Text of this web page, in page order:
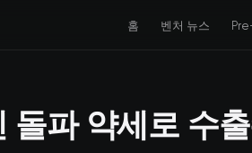
홈 벤처 뉴스
파 약세로 수